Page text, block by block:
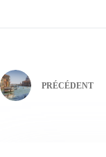
PRÉCÉDENT